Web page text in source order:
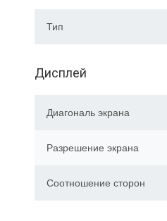
Тип
Дисплей
Диагональ экрана
Разрешение экрана
Соотношение сторон